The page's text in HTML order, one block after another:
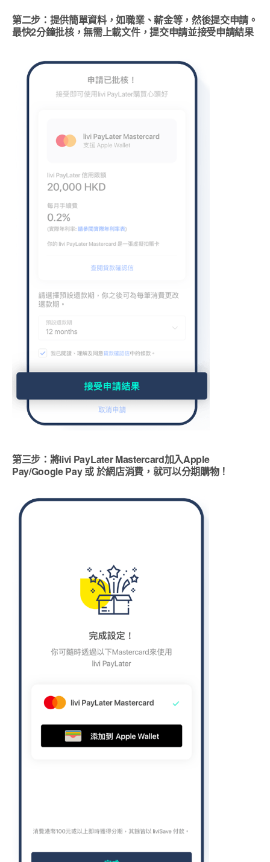
第二步：提供簡單資料，如職業、薪金等，然後提交申請。
最快2分鐘批核，無需上載文件，提交申請並接受申請結果
第三步：將livi PayLater Mastercard加入Apple
Pay/Google Pay 或 於網店消費，就可以分期購物！